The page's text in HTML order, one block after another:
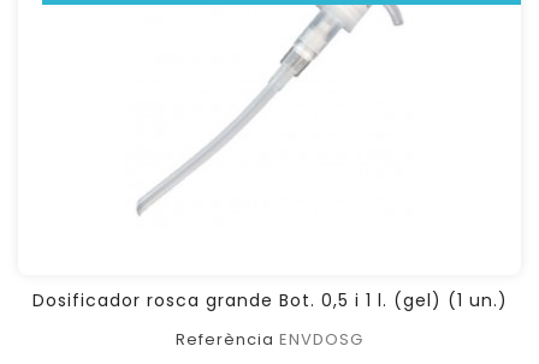
Dosificador rosca grande Bot. 0,5 i 1 l. (gel) (1 un.)
Referència ENVDOSG